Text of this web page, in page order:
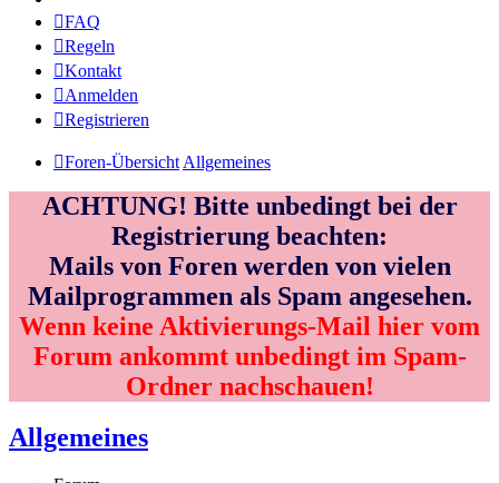
FAQ
Regeln
Kontakt
Anmelden
Registrieren
Foren-Übersicht Allgemeines
ACHTUNG! Bitte unbedingt bei der
Registrierung beachten:
Mails von Foren werden von vielen
Mailprogrammen als Spam angesehen.
Wenn keine Aktivierungs-Mail hier vom
Forum ankommt unbedingt im Spam-
Ordner nachschauen!
Allgemeines